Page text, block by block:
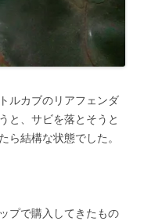
ルカブのリアフェンダ
と、サビを落とそうと
ら結構な状態でした。
プで購入してきたもの